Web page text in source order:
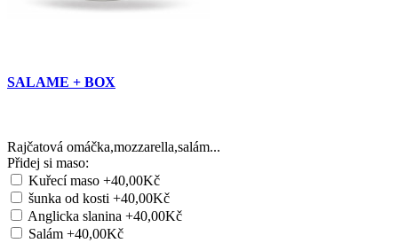
SALAME + BOX
Rajčatová omáčka,mozzarella,salám...
Přidej si maso:
Kuřecí maso +40,00Kč
šunka od kosti +40,00Kč
Anglicka slanina +40,00Kč
Salám +40,00Kč